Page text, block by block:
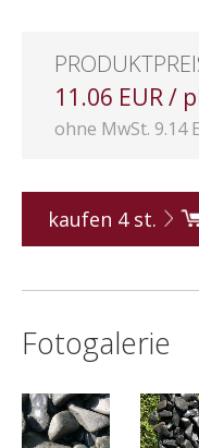
11.06 EUR /
ohne MwSt. 9.14
kaufen 4st.
Fotogalerie